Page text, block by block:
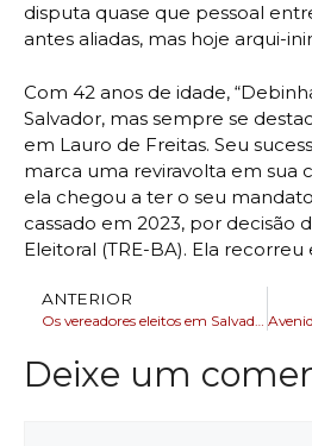
disputa quase que pessoal
antes aliadas, mas hoje arqui-
Com 42 anos de idade,
Salvador, mas sempre se
em Lauro de Freitas. Seu
marca uma reviravolta em sua
ela chegou a ter o seu
cassado em 2023, por decisão
Eleitoral (TRE-BA). Ela
ANTERIOR
Deixe um